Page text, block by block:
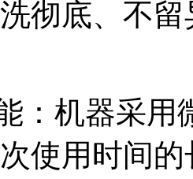
彻底、不
机器采用
使用时间